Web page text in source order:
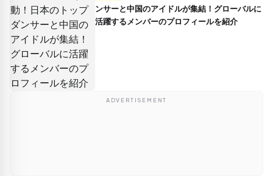
ンサーと中国のアイドルが集結！グローバルに
活躍するメンバーのプロフィールを紹介
ADVERTISEMENT